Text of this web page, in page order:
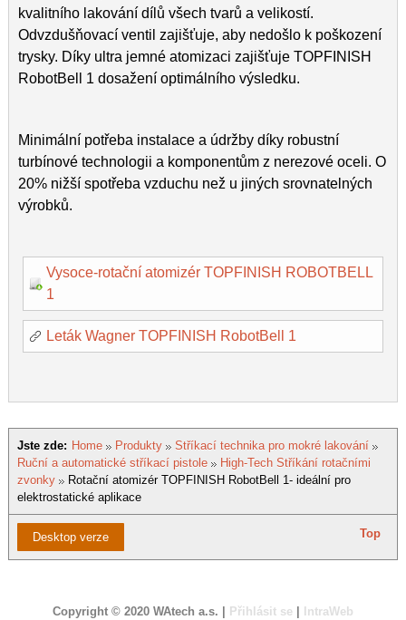
kvalitního lakování dílů všech tvarů a velikostí.
Odvzdušňovací ventil zajišťuje, aby nedošlo k poškození
trysky. Díky ultra jemné atomizaci zajišťuje TOPFINISH
RobotBell 1 dosažení optimálního výsledku.
Minimální potřeba instalace a údržby díky robustní
turbínové technologii a komponentům z nerezové oceli. O
20% nižší spotřeba vzduchu než u jiných srovnatelných
výrobků.
Vysoce-rotační atomizér TOPFINISH ROBOTBELL
1
Leták Wagner TOPFINISH RobotBell 1
Jste zde: Home Produkty
Stříkací technika pro mokré lakování
Ruční a automatické stříkací pistole
High-Tech Stříkání rotačními
zvonky
Rotační atomizér TOPFINISH RobotBell 1- ideální pro
elektrostatické aplikace
Desktop verze Top
Copyright © 2020 WAtech a.s. | Přihlásit se IntraWeb